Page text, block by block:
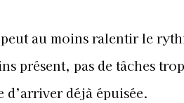
au moins ralentir le
présent, pas de tâches
déjà épuisée.